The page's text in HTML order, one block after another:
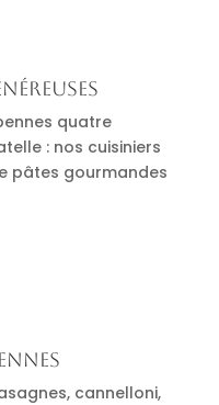
quatre
: nos cuisiniers
pâtes gourmandes
cannelloni,